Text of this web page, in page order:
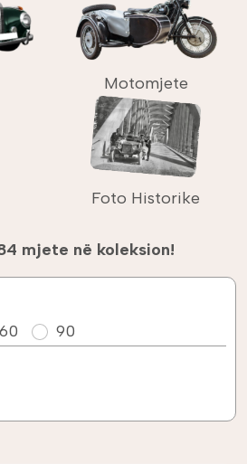
Motomjete
Foto Historike
mjete në koleksion!
60 90